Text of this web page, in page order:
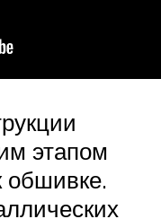
этапом
обшивке.